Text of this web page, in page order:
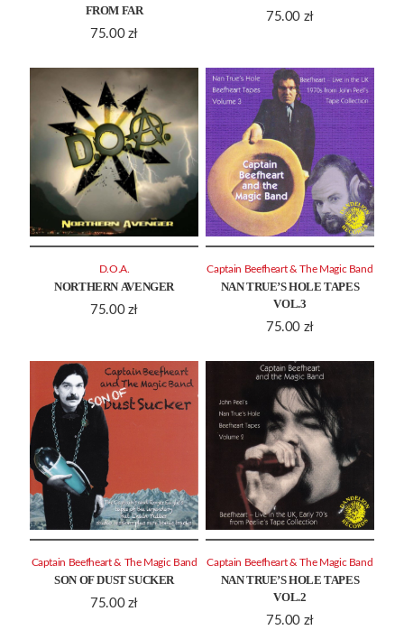
FROM FAR
75.00 zł
75.00 zł
NORTHERN AVENGER
75.00 zł
D.O.A.
NAN TRUE’S HOLE TAPES
VOL.3
75.00 zł
Captain Beefheart & The Magic Band
SON OF DUST SUCKER
75.00 zł
Captain Beefheart & The Magic Band
NAN TRUE’S HOLE TAPES
VOL.2
75.00 zł
Captain Beefheart & The Magic Band